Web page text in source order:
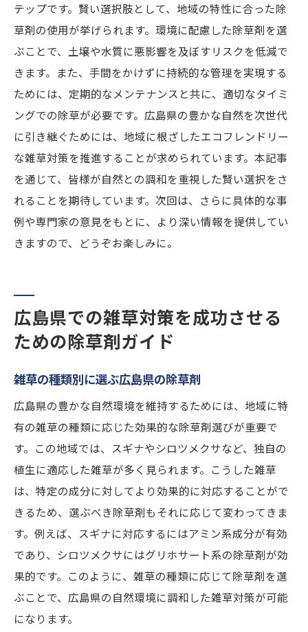
テップです。賢い選択肢として、地域の特性に合った除
草剤の使用が挙げられます。環境に配慮した除草剤を選
ぶことで、土壌や水質に悪影響を及ぼすリスクを低減で
きます。また、手間をかけずに持続的な管理を実現する
ためには、定期的なメンテナンスと共に、適切なタイミ
ングでの除草が必要です。広島県の豊かな自然を次世代
に引き継ぐためには、地域に根ざしたエコフレンドリー
な雑草対策を推進することが求められています。本記事
を通じて、皆様が自然との調和を重視した賢い選択をさ
れることを期待しています。次回は、さらに具体的な事
例や専門家の意見をもとに、より深い情報を提供してい
きますので、どうぞお楽しみに。
広島県での雑草対策を成功させる
ための除草剤ガイド
雑草の種類別に選ぶ広島県の除草剤
広島県の豊かな自然環境を維持するためには、地域に特
有の雑草の種類に応じた効果的な除草剤選びが重要で
す。この地域では、スギナやシロツメクサなど、独自の
植生に適応した雑草が多く見られます。こうした雑草
は、特定の成分に対してより効果的に対応することがで
きるため、選ぶべき除草剤もそれに応じて変わってきま
す。例えば、スギナに対応するにはアミン系成分が有効
であり、シロツメクサにはグリホサート系の除草剤が効
果的です。このように、雑草の種類に応じて除草剤を選
ぶことで、広島県の自然環境に調和した雑草対策が可能
になります。